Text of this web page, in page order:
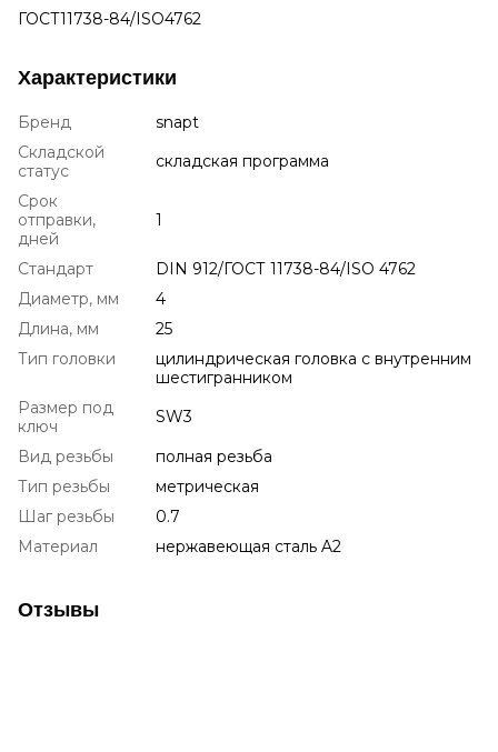
ГОСТ11738-84/ISO4762
Характеристики
Бренд
snapt
Складской
статус
складская программа
Срок
отправки,
дней
1
Стандарт
DIN 912/ГОСТ 11738-84/ISO 4762
Диаметр, мм
4
Длина, мм
25
Тип головки
цилиндрическая головка с внутренним
шестигранником
Размер под
ключ
SW3
Вид резьбы
полная резьба
Тип резьбы
метрическая
Шаг резьбы
0.7
Материал
нержавеющая сталь A2
Отзывы